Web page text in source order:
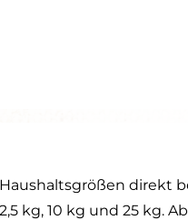
direkt
kg, 10 kg und 25 kg.